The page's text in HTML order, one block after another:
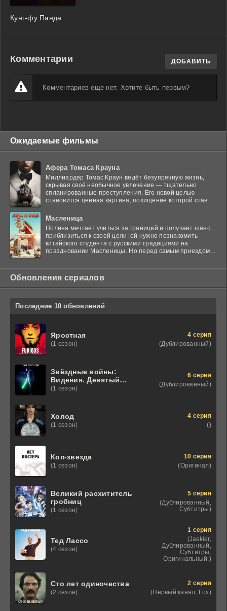
Кунг-фу Панда
Комментарии ДОБАВИТЬ
Комментариев еще нет. Хотите быть первым?
Ожидаемые фильмы
Афера Томаса Крауна
Миллиардер Томас Краун ведёт безупречную жизнь,
скрывая своё необычное увлечение — тщательно
спланированные преступления. Его новой целью
становится ценная картина, похищение которой ставит
Масленица
Полина мечтает учиться за границей и получает шанс
приблизиться к своей цели: ей нужно познакомить
китайского студента с русскими традициями на
праздновании Масленицы. Но перед самым приездом
Обновления сериалов
Последние 10 обновлений
Яростная
(1 сезон)
4 серия
(Дублированный)
Звёздные войны:
Видения. Девятый
джедай
(1 сезон)
6 серия
(Дублированный)
Холод
(1 сезон)
4 серия
()
Коп-звезда
(1 сезон)
10 серия
(Оригинал)
Великий расхититель
гробниц
(1 сезон)
5 серия
(Дублированный,
Субтитры)
Тед Лассо
(4 сезон)
1 серия
(Jaskier,
Дублированный,
Субтитры,
Оригинальный,)
Сто лет одиночества
(2 сезон)
2 серия
(Первый канал, Fox)